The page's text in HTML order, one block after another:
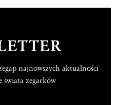
najnowszych aktualności
świata zegarków